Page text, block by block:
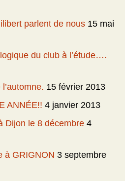
parlent de nous 15 mai
du club à l’étude….
15 février 2013
ANNÉE!! 4 janvier 2013
Dijon le 8 décembre 4
à GRIGNON 3 septembre